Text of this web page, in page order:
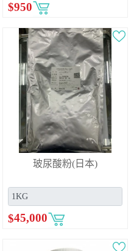
$950
玻尿酸粉(日本)
$45,000